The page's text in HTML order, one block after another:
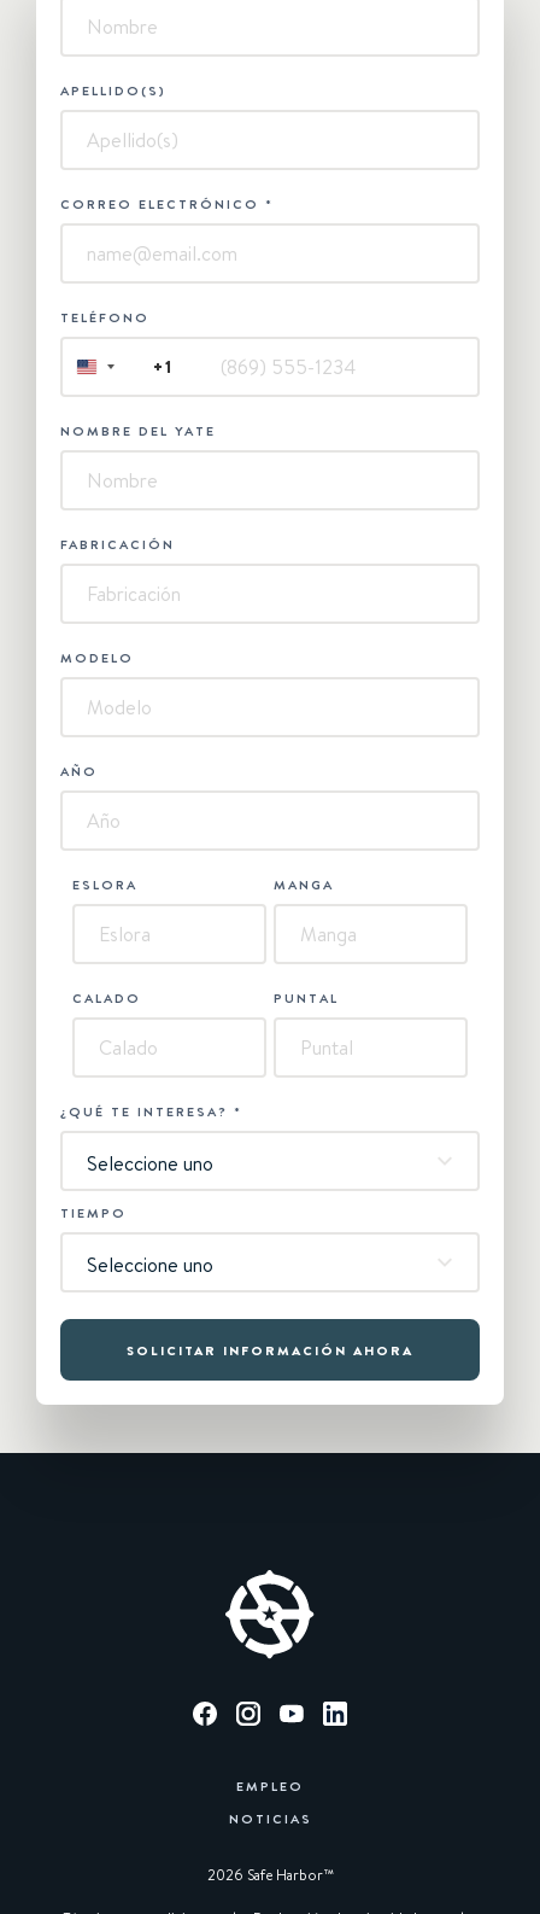
APELLIDO(S)
CORREO ELECTRÓNICO *
TELÉFONO
UNITED
+1
+1
NOMBRE DEL YATE
FABRICACIÓN
MODELO
AÑO
ESLORA MANGA
CALADO PUNTAL
¿QUÉ TE INTERESA? *
Seleccione uno
TIEMPO
Seleccione uno
SOLICITAR INFORMACIÓN AHORA
EMPLEO
NOTICIAS
2026 Safe Harbor™︎